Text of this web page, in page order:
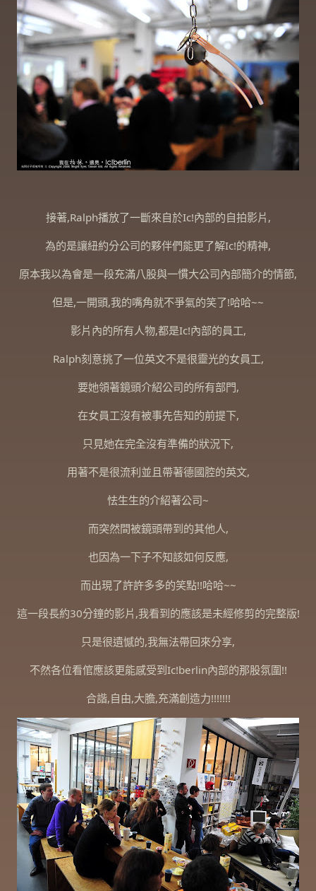
接著,Ralph播放了一斷來自於Ic!內部的自拍影片,
為的是讓紐約分公司的夥伴們能更了解Ic!的精神,
原本我以為會是一段充滿八股與一慣大公司內部簡介的情節,
但是,一開頭,我的嘴角就不爭氣的笑了!哈哈~~
影片內的所有人物,都是Ic!內部的員工,
Ralph刻意挑了一位英文不是很靈光的女員工,
要她領著鏡頭介紹公司的所有部門,
在女員工沒有被事先告知的前提下,
只見她在完全沒有準備的狀況下,
用著不是很流利並且帶著德國腔的英文,
怯生生的介紹著公司~
而突然間被鏡頭帶到的其他人,
也因為一下子不知該如何反應,
而出現了許許多多的笑點!!哈哈~~
這一段長約30分鐘的影片,我看到的應該是未經修剪的完整版!
只是很遺憾的,我無法帶回來分享,
不然各位看倌應該更能感受到Ic!berlin內部的那股氛圍!!
合諧,自由,大膽,充滿創造力!!!!!!!